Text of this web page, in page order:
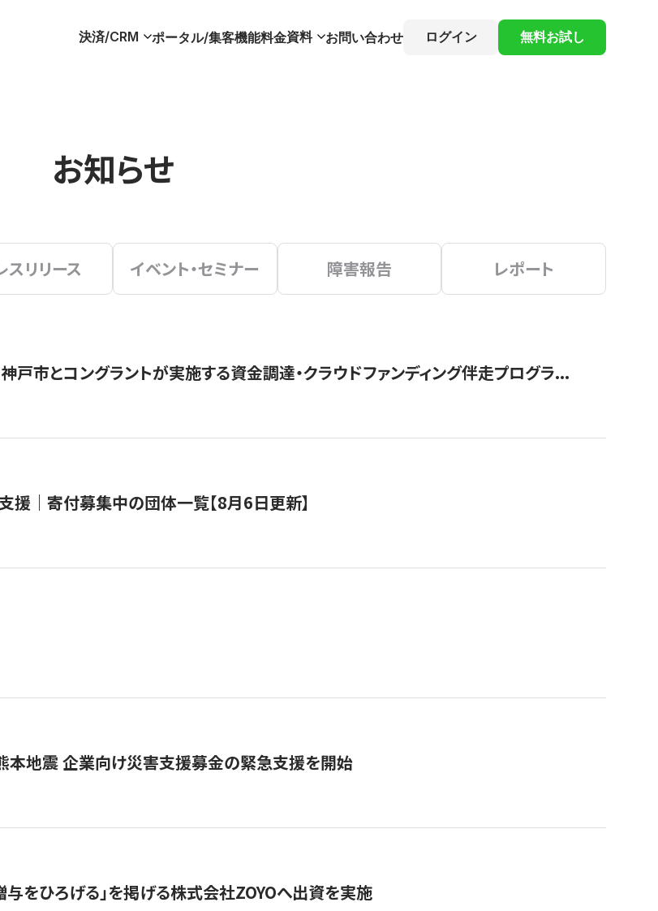
決済/CRM ポータル/集客機能料金資料 お問い合わせ ログイン 無料お試し
お知らせ
スリリース イベント・セミナー 障害報告 レポート
戸市とコングラントが実施する資金調達・クラウドファンディング伴走プログラ...
｜寄付募集中の団体一覧【8月6日更新】
本地震 企業向け災害支援募金の緊急支援を開始
与をひろげる」を掲げる株式会社ZOYOへ出資を実施